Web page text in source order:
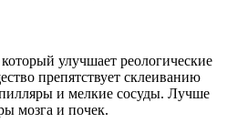
улучшает реологические
препятствует склеиванию
и мелкие сосуды. Лучше
мозга и почек.